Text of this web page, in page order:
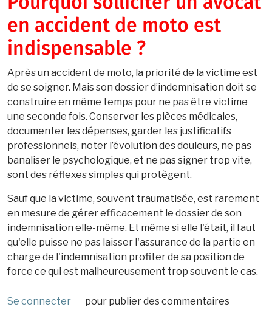
en accident de moto est
indispensable ?
Après un accident de moto, la priorité de la victime est
de se soigner. Mais son dossier d’indemnisation doit se
construire en même temps pour ne pas être victime
une seconde fois. Conserver les pièces médicales,
documenter les dépenses, garder les justificatifs
professionnels, noter l’évolution des douleurs, ne pas
banaliser le psychologique, et ne pas signer trop vite,
sont des réflexes simples qui protègent.
Sauf que la victime, souvent traumatisée, est rarement
en mesure de gérer efficacement le dossier de son
indemnisation elle-même. Et même si elle l'était, il faut
qu'elle puisse ne pas laisser l'assurance de la partie en
charge de l'indemnisation profiter de sa position de
force ce qui est malheureusement trop souvent le cas.
Se connecter pour publier des commentaires